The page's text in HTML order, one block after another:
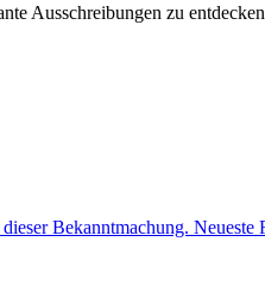
Ausschreibungen zu
Bekanntmachung. Neueste